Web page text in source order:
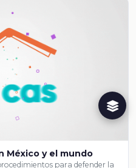
México y el mundo
para defender la